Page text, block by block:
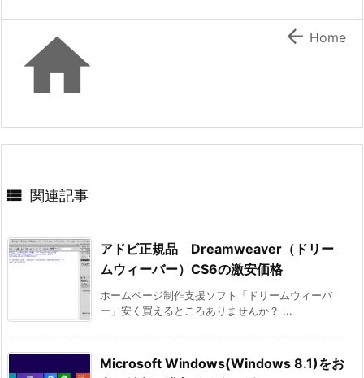
  Home
 関連記事
アドビ正規品 Dreamweaver（ドリー
ムウィーバー）CS6の激安価格
ホームページ制作支援ソフト「ドリームウィーバ
ー」安く買えるところありませんか？ ...
Microsoft Windows(Windows 8.1)をお